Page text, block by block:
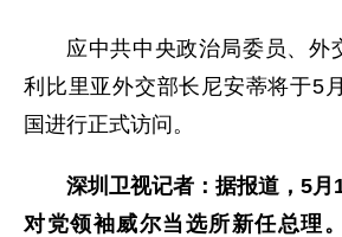
应中共中央政治局委员、外
利比里亚外交部长尼安蒂将于5
国进行正式访问。
深圳卫视记者：据报道，5月
对党领袖威尔当选所新任总理